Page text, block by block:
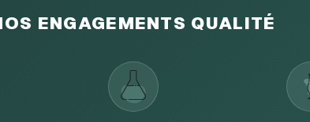
ENGAGEMENTS QUALITÉ